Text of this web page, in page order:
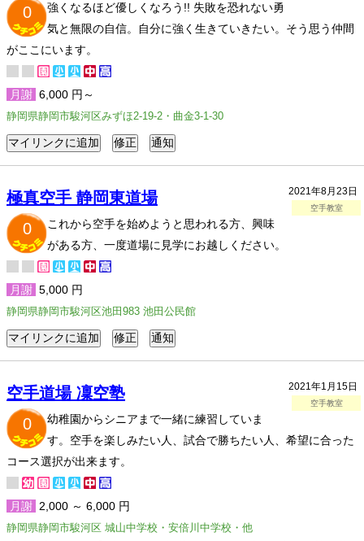
0
強くなるほど優しくなろう!! 失敗を恐れない勇
気と無限の自信。自分に強く生きていきたい。そう思う仲間
がここにいます。
月謝 6,000 円～
静岡県静岡市駿河区みずほ2-19-2・曲金3-1-30
2021年8月23日
空手教室
極真空手 静岡東道場
0
これから空手を始めようと思われる方、興味
がある方、一度道場に見学にお越しください。
月謝 5,000 円
静岡県静岡市駿河区池田983 池田公民館
2021年1月15日
空手教室
空手道場 凜空塾
0
幼稚園からシニアまで一緒に練習していま
す。空手を楽しみたい人、試合で勝ちたい人、希望に合った
コース選択が出来ます。
月謝 2,000 ～ 6,000 円
静岡県静岡市駿河区 城山中学校・安倍川中学校・他